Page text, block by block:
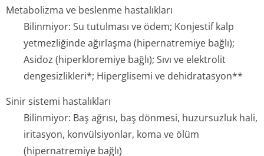
Metabolizma ve beslenme hastalıkları
Bilinmiyor: Su tutulması ve ödem; Konjestif kalp
yetmezliğinde ağırlaşma (hipernatremiye bağlı);
Asidoz (hiperkloremiye bağlı); Sıvı ve elektrolit
dengesizlikleri*; Hiperglisemi ve dehidratasyon**
Sinir sistemi hastalıkları
Bilinmiyor: Baş ağrısı, baş dönmesi, huzursuzluk hali,
iritasyon, konvülsiyonlar, koma ve ölüm
(hipernatremi­ye bağlı)